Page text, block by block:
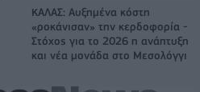
ΚΑΛΑΣ: Αυξημένα κόστη
«ροκάνισαν» την κερδοφορία -
Στόχος για το 2026 η ανάπτυξη
και νέα μονάδα στο Μεσολόγγι